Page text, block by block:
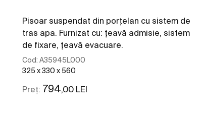
Pisoar suspendat din porţelan cu sistem de
tras apa. Furnizat cu: țeavă admisie, sistem
de fixare, țeavă evacuare.
Cod: A35945L000
325 x 330 x 560
Preț: 794 ,00 LEI